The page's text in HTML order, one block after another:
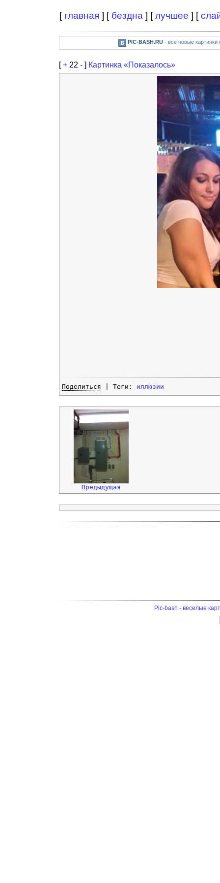
[ главная ] [ бездна ] [лучшее ] [
PIC-BASH.RU- все новые картинки
[+ 22 - ] Картинка «Показалось»
Поделиться | Теги: иллюзии
Предыдущая
Pic-bash - веселые